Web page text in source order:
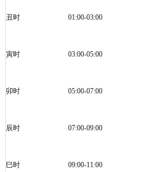
丑时 01:00-03:00
寅时 03:00-05:00
卯时 05:00-07:00
辰时 07:00-09:00
巳时 09:00-11:00